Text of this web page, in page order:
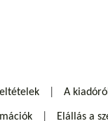
A kiadóról
Elállás a